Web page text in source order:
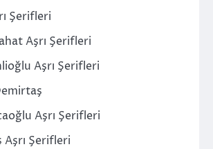
Şerifleri
Aşrı Şerifleri
Aşrı Şerifleri
Aşrı Şerifleri
Şerifleri